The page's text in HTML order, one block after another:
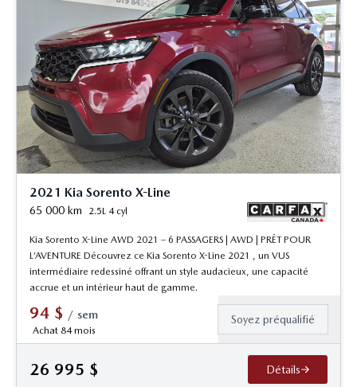
2021 Kia Sorento X-Line
65 000 km 2.5L 4 cyl
Kia Sorento X-Line AWD 2021 – 6 PASSAGERS | AWD | PRÊT POUR
L’AVENTURE Découvrez ce Kia Sorento X-Line 2021 , un VUS
intermédiaire redessiné offrant un style audacieux, une capacité
accrue et un intérieur haut de gamme.
94 $ / sem
Achat 84 mois
Soyez préqualifié
26 995 $ Détails